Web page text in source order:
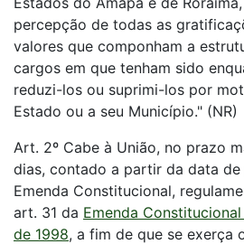
percepção de todas as
valores que componham a
cargos em que tenham sido
reduzi-los ou suprimi-los por
Estado ou a seu Município." (NR)
Art. 2º Cabe à União, no prazo
dias, contado a partir da data
Emenda Constitucional,
art. 31 da Emenda
de 1998, a fim de que se exerça